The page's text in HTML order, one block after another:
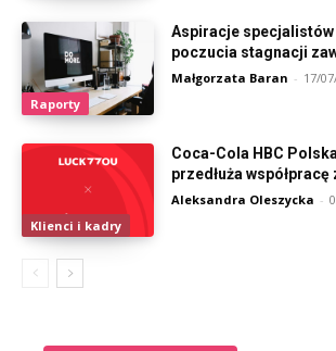
Raporty
Aspiracje
poczucia stagnacji
Małgorzata Baran - 17/
Klienci i kadry
Coca-Cola HBC
przedłuża współpracę
Aleksandra Oleszycka -